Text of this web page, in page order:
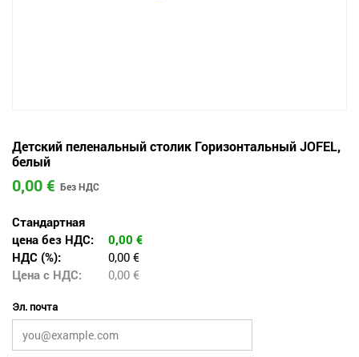
Детский пеленальный столик Горизонтальный JOFEL,
белый
0,00 €
Стандартная
цена без НДС:
0,00 €
НДС (%):
0,00 €
Цена с НДС:
0,00 €
Эл. почта